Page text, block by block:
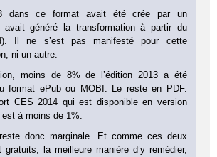
dans ce format avait été crée par un
avait généré la transformation à partir du
Il ne s’est pas manifesté pour cette
ni un autre.
moins de 8% de l’édition 2013 a été
format ePub ou MOBI. Le reste en PDF.
CES 2014 qui est disponible en version
à moins de 1%.
donc marginale. Et comme ces deux
gratuits, la meilleure manière d’y remédier,